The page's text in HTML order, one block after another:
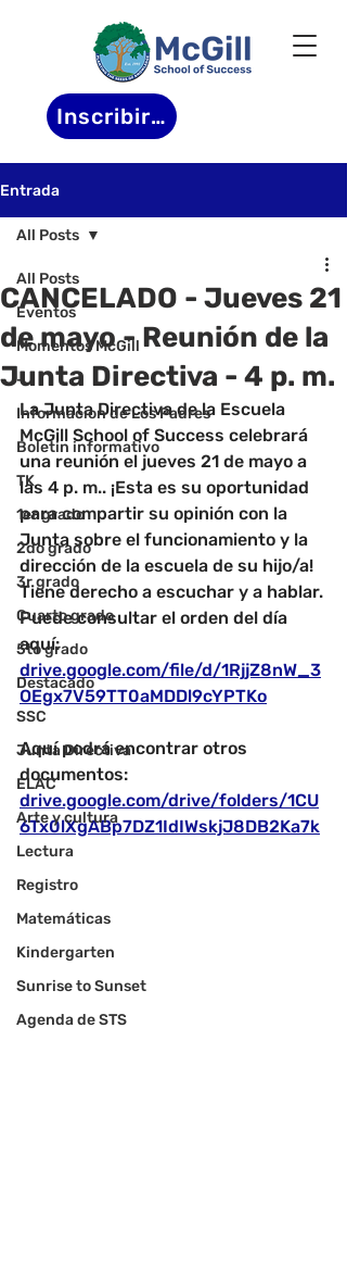
Inscribirse
Entrada
All Posts
Eventos
Momentos McGill
-
Informacion de Los Padres
Boletin informativo
TK
1er grado
2do grado
3r grado
Cuarto grado
5to grado
Destacado
SSC
Junta Directiva
ELAC
Arte y cultura
Lectura
Registro
Matemáticas
Kindergarten
Sunrise to Sunset
Agenda de STS
All Posts
CANCELADO - Jueves 21
de mayo - Reunión de la
Junta Directiva - 4 p. m.
La Junta Directiva de la Escuela
McGill School of Success celebrará
una reunión el jueves 21 de mayo a
las 4 p. m.. ¡Esta es su oportunidad
para compartir su opinión con la
Junta sobre el funcionamiento y la
dirección de la escuela de su hijo/a!
Tiene derecho a escuchar y a hablar.
Puede consultar el orden del día
aquí:
drive.google.com/file/d/1RjjZ8nW_3
OEgx7V59TT0aMDDl9cYPTKo
Aquí podrá encontrar otros
documentos:
drive.google.com/drive/folders/1CU
6Tx0lXgABp7DZ1IdIWskjJ8DB2Ka7k